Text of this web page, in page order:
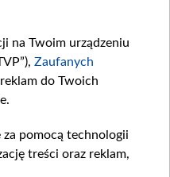
na Twoim urządzeniu
Zaufanych
do Twoich
pomocą technologii
treści oraz reklam,